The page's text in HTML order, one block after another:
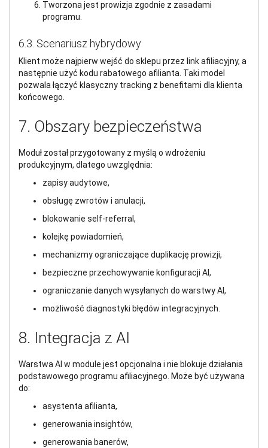
Tworzona jest prowizja zgodnie z zasadami
programu.
6.3. Scenariusz hybrydowy
Klient może najpierw wejść do sklepu przez link afiliacyjny, a
następnie użyć kodu rabatowego afilianta. Taki model
pozwala łączyć klasyczny tracking z benefitami dla klienta
końcowego.
7. Obszary bezpieczeństwa
Moduł został przygotowany z myślą o wdrożeniu
produkcyjnym, dlatego uwzględnia:
zapisy audytowe,
obsługę zwrotów i anulacji,
blokowanie self-referral,
kolejkę powiadomień,
mechanizmy ograniczające duplikację prowizji,
bezpieczne przechowywanie konfiguracji AI,
ograniczanie danych wysyłanych do warstwy AI,
możliwość diagnostyki błędów integracyjnych.
8. Integracja z AI
Warstwa AI w module jest opcjonalna i nie blokuje działania
podstawowego programu afiliacyjnego. Może być używana
do:
asystenta afilianta,
generowania insightów,
generowania banerów,